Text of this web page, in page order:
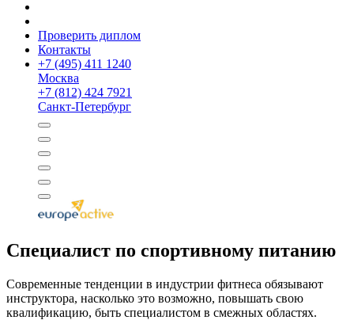
Проверить диплом
Контакты
+7 (495) 411 1240
Москва
+7 (812) 424 7921
Санкт-Петербург
Специалист по спортивному питанию
Современные тенденции в индустрии фитнеса обязывают
инструктора, насколько это возможно, повышать свою
квалификацию, быть специалистом в смежных областях.